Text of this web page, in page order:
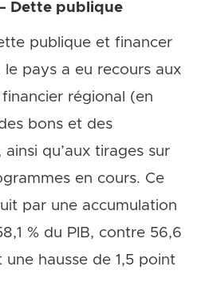
Dette publique
publique et financer
pays a eu recours aux
régional (en
bons et des
qu’aux tirages sur
en cours. Ce
par une accumulation
% du PIB, contre 56,6
une hausse de 1,5 point